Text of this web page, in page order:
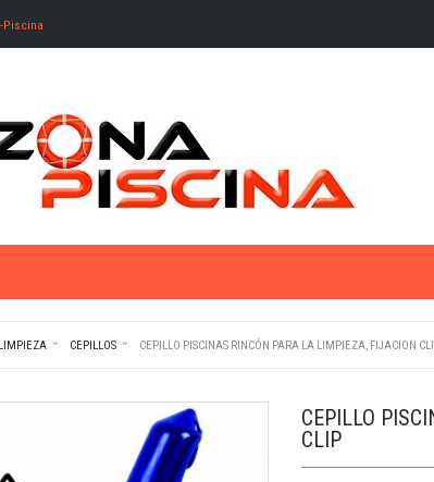
Piscina
CEPILLOS CEPILLO PISCINAS RINCÓN PARA LA LIMPIEZA, FIJACION
CEPILLO
CLIP